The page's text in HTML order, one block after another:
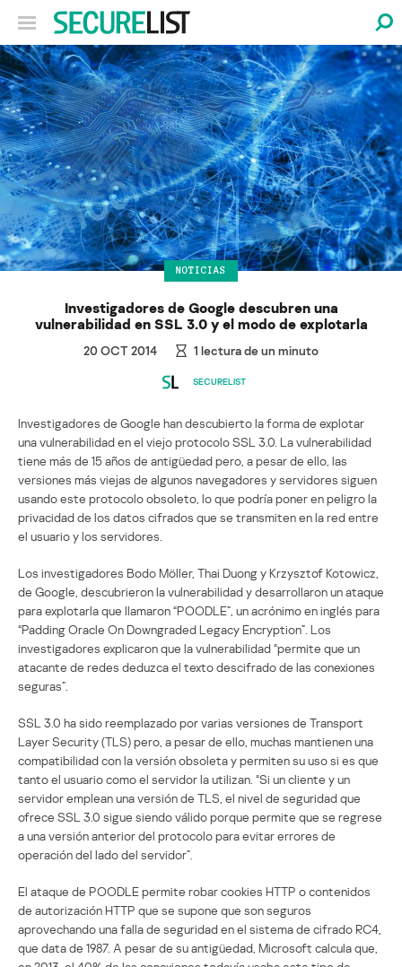
NOTICIAS
Investigadores de Google descubren una
vulnerabilidad en SSL 3.0 y el modo de explotarla
20 OCT 2014 1 lectura de un minuto
SECURELIST
Investigadores de Google han descubierto la forma de explotar
una vulnerabilidad en el viejo protocolo SSL 3.0. La vulnerabilidad
tiene más de 15 años de antigüedad pero, a pesar de ello, las
versiones más viejas de algunos navegadores y servidores siguen
usando este protocolo obsoleto, lo que podría poner en peligro la
privacidad de los datos cifrados que se transmiten en la red entre
el usuario y los servidores.
Los investigadores Bodo Möller, Thai Duong y Krzysztof Kotowicz,
de Google, descubrieron la vulnerabilidad y desarrollaron un ataque
para explotarla que llamaron “POODLE”, un acrónimo en inglés para
“Padding Oracle On Downgraded Legacy Encryption”. Los
investigadores explicaron que la vulnerabilidad “permite que un
atacante de redes deduzca el texto descifrado de las conexiones
seguras”.
SSL 3.0 ha sido reemplazado por varias versiones de Transport
Layer Security (TLS) pero, a pesar de ello, muchas mantienen una
compatibilidad con la versión obsoleta y permiten su uso si es que
tanto el usuario como el servidor la utilizan. “Si un cliente y un
servidor emplean una versión de TLS, el nivel de seguridad que
ofrece SSL 3.0 sigue siendo válido porque permite que se regrese
a una versión anterior del protocolo para evitar errores de
operación del lado del servidor”.
El ataque de POODLE permite robar cookies HTTP o contenidos
de autorización HTTP que se supone que son seguros
aprovechando una falla de seguridad en el sistema de cifrado RC4,
que data de 1987. A pesar de su antigüedad, Microsoft calcula que,